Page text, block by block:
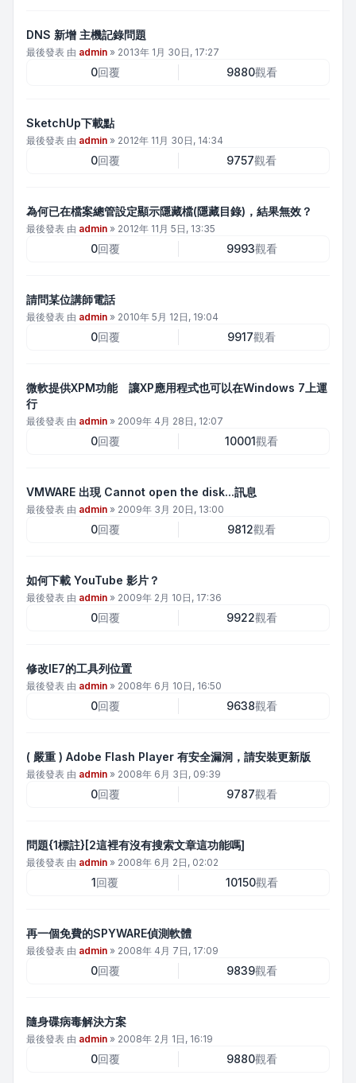
DNS 新增 主機記錄問題
最後發表 由 admin » 2013年 1月 30日, 17:27
0回覆 9880觀看
SketchUp下載點
最後發表 由 admin » 2012年 11月 30日, 14:34
0回覆 9757觀看
為何已在檔案總管設定顯示隱藏檔(隱藏目錄)，結果無效？
最後發表 由 admin » 2012年 11月 5日, 13:35
0回覆 9993觀看
請問某位講師電話
最後發表 由 admin » 2010年 5月 12日, 19:04
0回覆 9917觀看
微軟提供XPM功能 讓XP應用程式也可以在Windows 7上運
行
最後發表 由 admin » 2009年 4月 28日, 12:07
0回覆 10001觀看
VMWARE 出現 Cannot open the disk...訊息
最後發表 由 admin » 2009年 3月 20日, 13:00
0回覆 9812觀看
如何下載 YouTube 影片？
最後發表 由 admin » 2009年 2月 10日, 17:36
0回覆 9922觀看
修改IE7的工具列位置
最後發表 由 admin » 2008年 6月 10日, 16:50
0回覆 9638觀看
( 嚴重 ) Adobe Flash Player 有安全漏洞，請安裝更新版
最後發表 由 admin » 2008年 6月 3日, 09:39
0回覆 9787觀看
問題{1標註}[2這裡有沒有搜索文章這功能嗎]
最後發表 由 admin » 2008年 6月 2日, 02:02
1回覆 10150觀看
再一個免費的SPYWARE偵測軟體
最後發表 由 admin » 2008年 4月 7日, 17:09
0回覆 9839觀看
隨身碟病毒解決方案
最後發表 由 admin » 2008年 2月 1日, 16:19
0回覆 9880觀看